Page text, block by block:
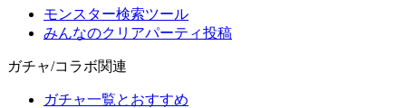
モンスター検索ツール
みんなのクリアパーティ投稿
ガチャ/コラボ関連
ガチャ一覧とおすすめ